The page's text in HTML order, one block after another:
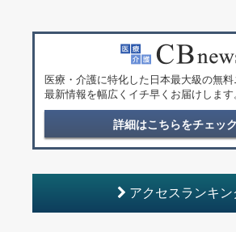
医療・介護に特化した日本最大級の無料
最新情報を幅広くイチ早くお届けします
詳細はこちらをチェック
アクセスランキン